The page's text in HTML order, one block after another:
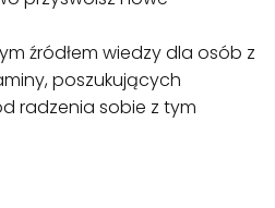
źródłem wiedzy dla osób z
poszukujących
radzenia sobie z tym